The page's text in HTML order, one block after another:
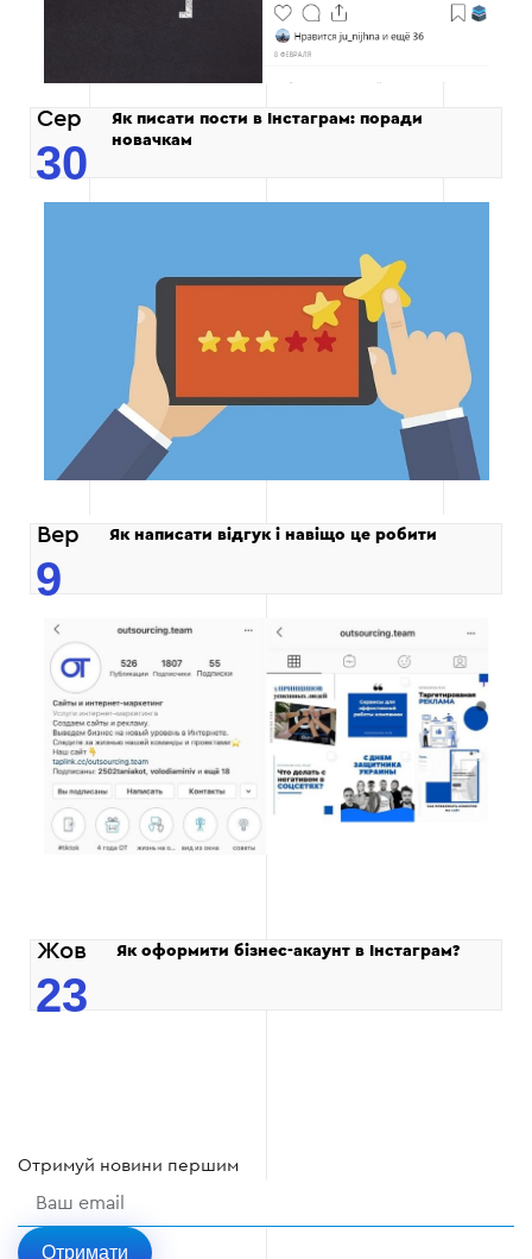
Сер
30
Як писати пости в Інстаграм: поради
новачкам
Вер
9
Як написати відгук і навіщо це робити
Жов
23
Як оформити бізнес-акаунт в Інстаграм?
Отримуй новини першим
Отримати